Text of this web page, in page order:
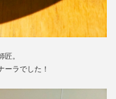
。
ーラでした！